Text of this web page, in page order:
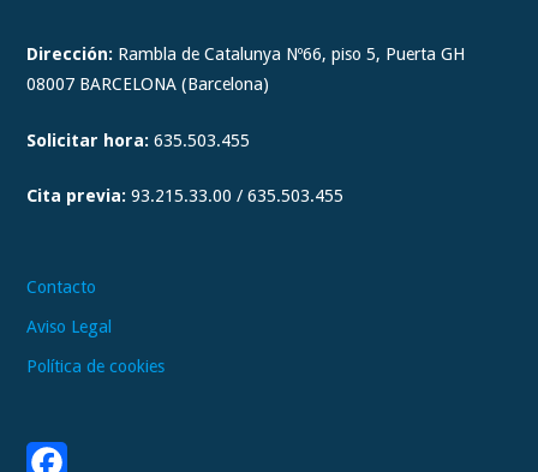
t
a
r
m
Dirección: Rambla de Catalunya Nº66, piso 5, Puerta GH
08007 BARCELONA (Barcelona)
Solicitar hora: 635.503.455
Cita previa: 93.215.33.00 / 635.503.455
Contacto
Aviso Legal
Política de cookies